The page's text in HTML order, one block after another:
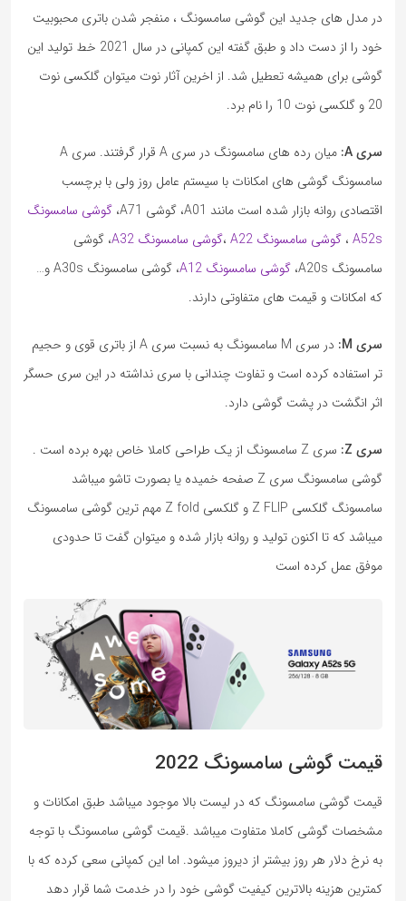
در مدل های جدید این گوشی سامسونگ ، منفجر شدن باتری محبوبیت
خود را از دست داد و طبق گفته این کمپانی در سال 2021 خط تولید این
گوشی برای همیشه تعطیل شد. از اخرین آثار نوت میتوان گلکسی نوت
20 و گلکسی نوت 10 را نام برد.
سری A:
میان رده های سامسونگ در سری A قرار گرفتند. سری A
سامسونگ گوشی های امکانات با سیستم عامل روز ولی با برچسب
اقتصادی روانه بازار شده است مانند A01، گوشی A71،
گوشی سامسونگ
A52s ، گوشی سامسونگ A22 ،گوشی سامسونگ A32
، گوشی
سامسونگ A20s،
گوشی سامسونگ A12
، گوشی سامسونگ A30s و…
که امکانات و قیمت های متفاوتی دارند.
سری M:
در سری M سامسونگ به نسبت سری A از باتری قوی و حجیم
تر استفاده کرده است و تفاوت چندانی با سری نداشته در این سری حسگر
اثر انگشت در پشت گوشی دارد.
سری Z:
سری Z سامسونگ از یک طراحی کاملا خاص بهره برده است .
گوشی سامسونگ سری Z صفحه خمیده یا بصورت تاشو میباشد
سامسونگ گلکسی Z FLIP و گلکسی Z fold مهم ترین گوشی سامسونگ
میباشد که تا اکنون تولید و روانه بازار شده و میتوان گفت تا حدودی
موفق عمل کرده است
قیمت گوشی سامسونگ 2022
قیمت گوشی سامسونگ که در لیست بالا موجود میباشد طبق امکانات و
مشخصات گوشی کاملا متفاوت میباشد .قیمت گوشی سامسونگ با توجه
به نرخ دلار هر روز بیشتر از دیروز میشود. اما این کمپانی سعی کرده که با
کمترین هزینه بالاترین کیفیت گوشی خود را در خدمت شما قرار دهد